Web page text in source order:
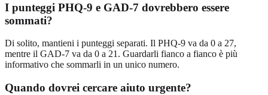
I punteggi PHQ-9 e GAD-7 dovrebbero essere
sommati?
Di solito, mantieni i punteggi separati. Il PHQ-9 va da 0 a 27,
mentre il GAD-7 va da 0 a 21. Guardarli fianco a fianco è più
informativo che sommarli in un unico numero.
Quando dovrei cercare aiuto urgente?